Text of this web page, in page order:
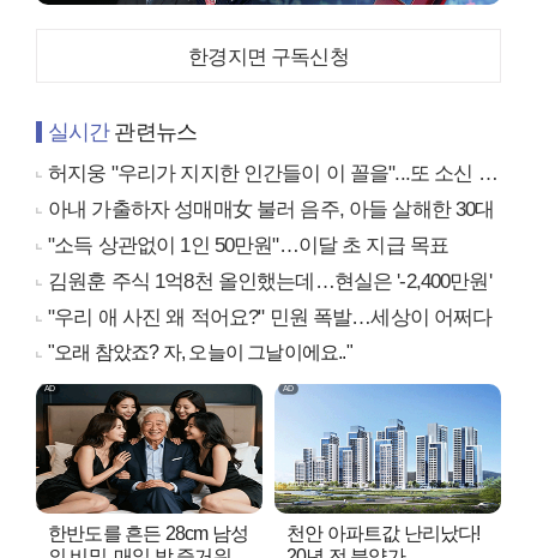
한경지면 구독신청
실시간관련뉴스
허지웅 "우리가 지지한 인간들이 이 꼴을"...또 소신 발언
아내 가출하자 성매매女 불러 음주, 아들 살해한 30대
"소득 상관없이 1인 50만원"…이달 초 지급 목표
김원훈 주식 1억8천 올인했는데…현실은 '-2,400만원'
"우리 애 사진 왜 적어요?" 민원 폭발…세상이 어쩌다
"오래 참았죠? 자, 오늘이 그날이에요.."
한반도를 흔든 28cm 남성
천안 아파트값 난리났다!